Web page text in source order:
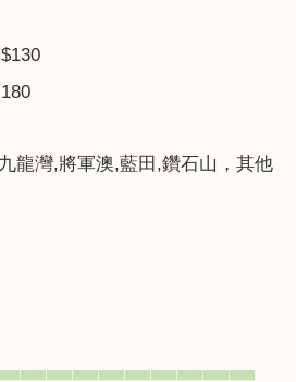
九龍灣,將軍澳,藍田 ,鑽石山，其他